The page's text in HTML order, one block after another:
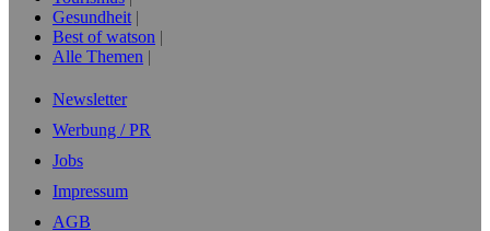
Gesundheit
Best of watson
Alle Themen
Newsletter
Werbung / PR
Jobs
Impressum
AGB